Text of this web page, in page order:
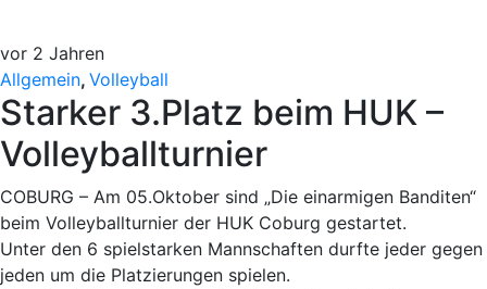
vor 2 Jahren
Allgemein, Volleyball
Starker 3.Platz beim HUK –
Volleyballturnier
COBURG – Am 05.Oktober sind „Die einarmigen Banditen“
beim Volleyballturnier der HUK Coburg gestartet.
Unter den 6 spielstarken Mannschaften durfte jeder gegen
jeden um die Platzierungen spielen.